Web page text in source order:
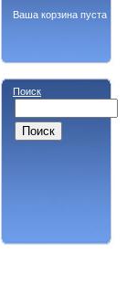
Ваша корзина пуста
Поиск